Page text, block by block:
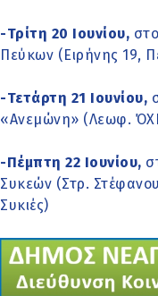
-Τρίτη 20 Ιουνίου,
Πεύκων (Ειρήνης 19,
-Τετάρτη 21 Ιουνίου,
«Ανεμώνη» (Λεωφ.
-Πέμπτη 22 Ιουνίου,
Συκεών (Στρ.
Συκιές)